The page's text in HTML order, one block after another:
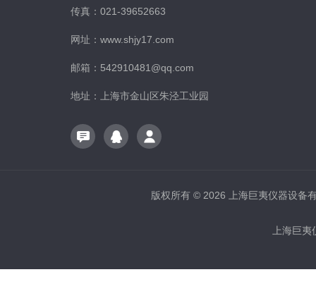
传真：021-39652663
网址：www.shjy17.com
邮箱：542910481@qq.com
地址：上海市金山区朱泾工业园
版权所有 © 2026 上海巨夷仪器设
上海巨